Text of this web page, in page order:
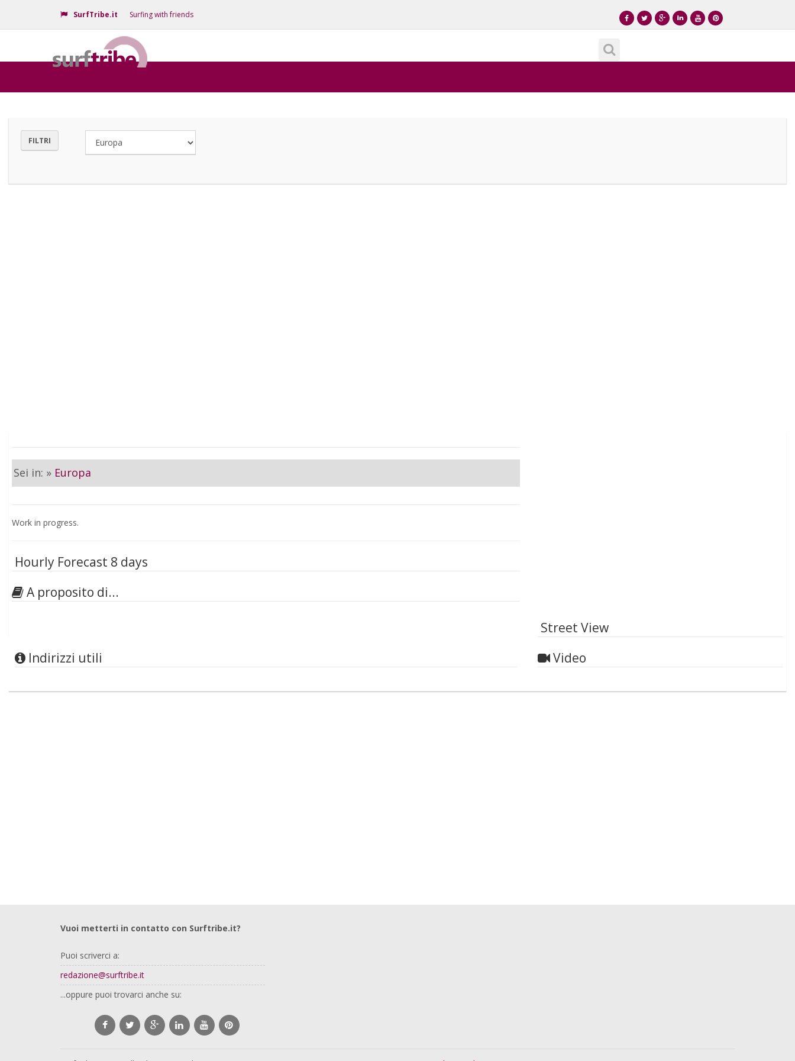
SurfTribe.it Surfing with friends
FILTRI
Sei in: » Europa
Work in progress.
Hourly Forecast 8 days
A proposito di...
Indirizzi utili
Street View
Video
Vuoi metterti in contatto con Surftribe.it?
Puoi scriverci a:
redazione@surftribe.it
...oppure puoi trovarci anche su: